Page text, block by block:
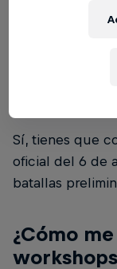
del 6 de
Sí, tienes que
oficial del 6 de
batallas
¿Cómo